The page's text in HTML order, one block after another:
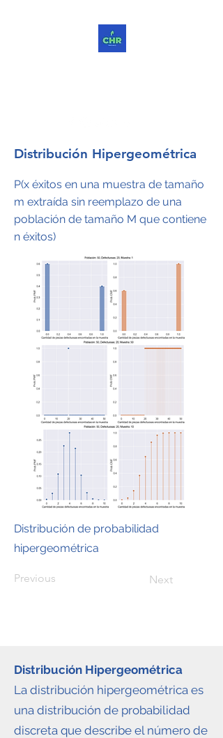
Distribución Hipergeométrica
P(x éxitos en una muestra de tamaño
m extraída sin reemplazo de una
población de tamaño M que contiene
n éxitos)
Distribución de probabilidad
hipergeométrica
Previous Next
Distribución Hipergeométrica
La distribución hipergeométrica es
una distribución de probabilidad
discreta que describe el número de